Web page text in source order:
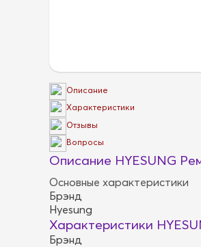
Описание
Характеристики
Отзывы
Вопросы
Описание HYESUNG
Основные характеристики
Брэнд
Hyesung
Характеристики
Брэнд